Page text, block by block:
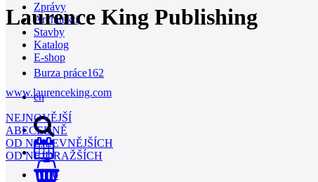
Zprávy
Architekti
Stavby
Katalog
E-shop
Burza práce162
en
0
Laurence King Publishing
www.laurenceking.com
NEJNOVĚJŠÍ
ABECEDNĚ
OD NEJLEVNĚJŠÍCH
OD NEJDRAŽŠÍCH